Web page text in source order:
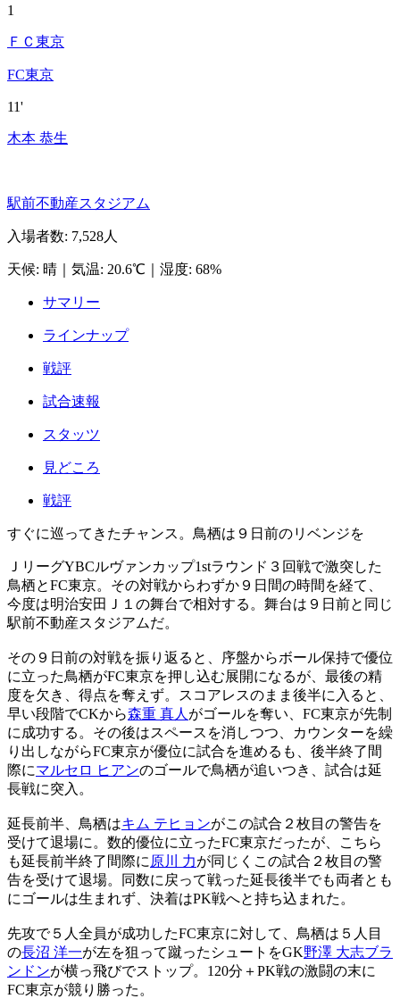
1
ＦＣ東京
FC東京
11'
木本 恭生
駅前不動産スタジアム
入場者数: 7,528人
天候: 晴 気温: 20.6℃ 湿度: 68%
サマリー
ラインナップ
戦評
試合速報
スタッツ
見どころ
戦評
すぐに巡ってきたチャンス。鳥栖は９日前のリベンジを
ＪリーグYBCルヴァンカップ1stラウンド３回戦で激突した
鳥栖とFC東京。その対戦からわずか９日間の時間を経て、
今度は明治安田Ｊ１の舞台で相対する。舞台は９日前と同じ
駅前不動産スタジアムだ。
その９日前の対戦を振り返ると、序盤からボール保持で優位
に立った鳥栖がFC東京を押し込む展開になるが、最後の精
度を欠き、得点を奪えず。スコアレスのまま後半に入ると、
早い段階でCKから森重 真人 がゴールを奪い、FC東京が先制
に成功する。その後はスペースを消しつつ、カウンターを繰
り出しながらFC東京が優位に試合を進めるも、後半終了間
際にマルセロ ヒアンのゴールで鳥栖が追いつき、試合は延
長戦に突入。
延長前半、鳥栖はキム テヒョンがこの試合２枚目の警告を
受けて退場に。数的優位に立ったFC東京だったが、こちら
も延長前半終了間際に 原川 力が同じくこの試合２枚目の警
告を受けて退場。同数に戻って戦った延長後半でも両者とも
にゴールは生まれず、決着はPK戦へと持ち込まれた。
先攻で５人全員が成功したFC東京に対して、鳥栖は５人目
の長沼 洋一が左を狙って蹴ったシュートをGK野澤 大志ブラ
ンドンが横っ飛びでストップ。120分＋PK戦の激闘の末に
FC東京が競り勝った。